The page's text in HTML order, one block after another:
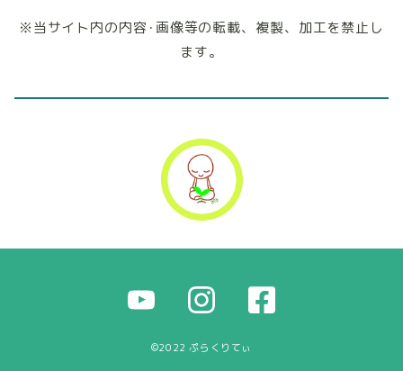
※当サイト内の内容･画像等の転載、複製、加工を禁止し
ます。
©2022 ぷらくりてぃ